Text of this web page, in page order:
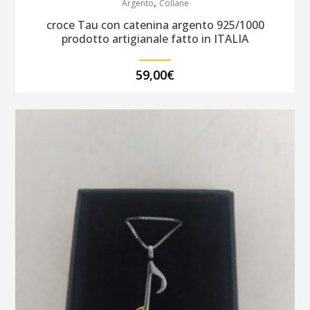
Argento Collane
croce Tau con catenina argento 925/1000
prodotto artigianale fatto in ITALIA
59,00€